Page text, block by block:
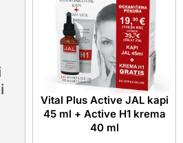
Vital Plus Active JAL kapi
45 ml + Active H1 krema
40 ml